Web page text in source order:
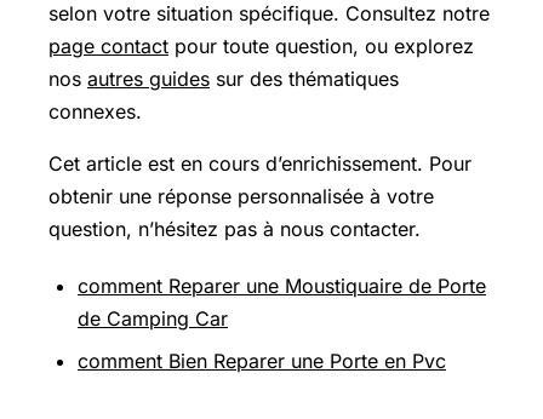
selon votre situation spécifique. Consultez notre
page contact pour toute question, ou explorez
nos autres guides sur des thématiques
connexes.
Cet article est en cours d’enrichissement. Pour
obtenir une réponse personnalisée à votre
question, n’hésitez pas à nous contacter.
comment Reparer une Moustiquaire de Porte
de Camping Car
comment Bien Reparer une Porte en Pvc